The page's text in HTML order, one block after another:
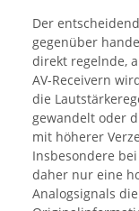
Der
gegenüber
direkt regelnde,
AV-Receivern
die
gewandelt oder
mit höherer
Insbesondere
daher nur eine
Analogsignals